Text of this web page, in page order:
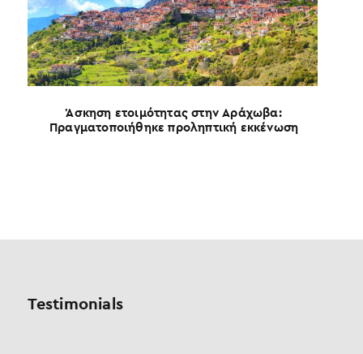
Άσκηση ετοιμότητας στην Αράχωβα:
Πραγματοποιήθηκε προληπτική εκκένωση
Testimonials